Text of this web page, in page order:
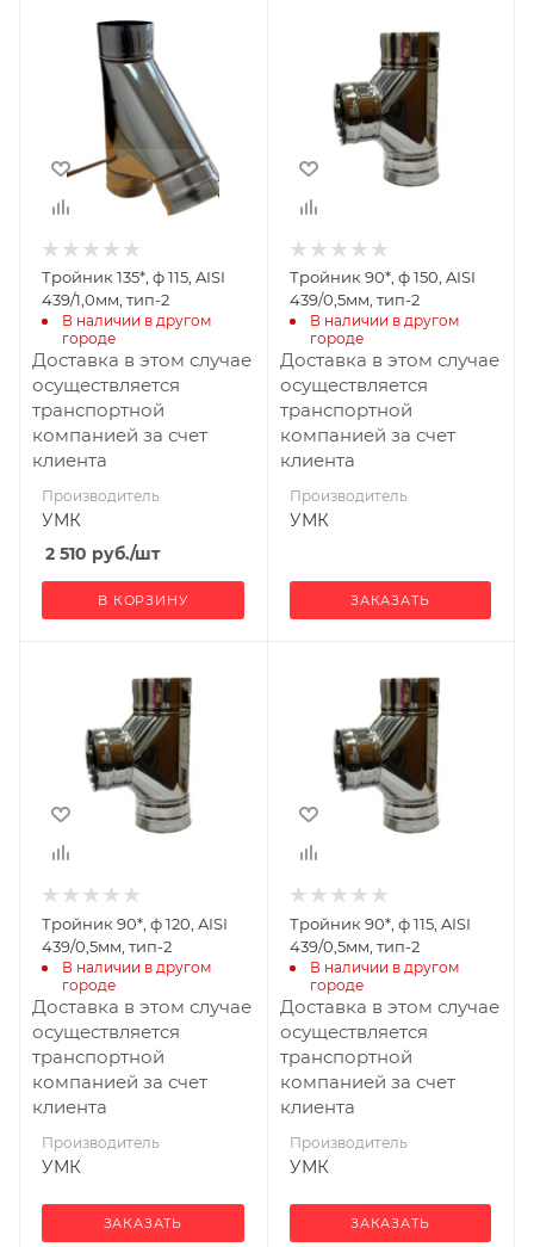
Производитель
Тройник 135*, ф 115, AISI
439/1,0мм, тип-2
В наличии в другом
городе
Доставка в этом случае
осуществляется
транспортной
компанией за счет
клиента
Производитель
УМК
2 510 руб./шт
В КОРЗИНУ
Тройник 90*, ф 150, AISI
439/0,5мм, тип-2
В наличии в другом
городе
Доставка в этом случае
осуществляется
транспортной
компанией за счет
клиента
Производитель
УМК
ЗАКАЗАТЬ
Производитель
Тройник 90*, ф 120, AISI
439/0,5мм, тип-2
В наличии в другом
городе
Доставка в этом случае
осуществляется
транспортной
компанией за счет
клиента
Производитель
УМК
ЗАКАЗАТЬ
Производитель
Тройник 90*, ф 115, AISI
439/0,5мм, тип-2
В наличии в другом
городе
Доставка в этом случае
осуществляется
транспортной
компанией за счет
клиента
Производитель
УМК
ЗАКАЗАТЬ